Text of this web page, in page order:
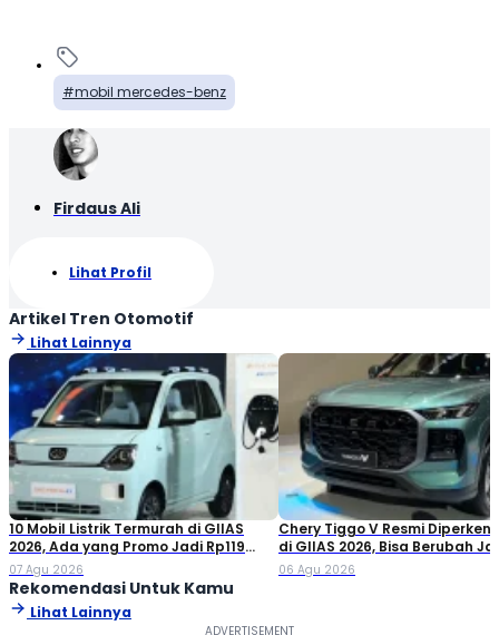
mobil mercedes-benz
Firdaus Ali
Lihat Profil
Artikel Tren Otomotif
Lihat Lainnya
10 Mobil Listrik Termurah di GIIAS
2026, Ada yang Promo Jadi Rp119
Jutaan!
07 Agu 2026
Chery Tiggo V Resmi
di GIIAS 2026, Bisa Berubah
Double Cabin
06 Agu 2026
Rekomendasi Untuk Kamu
Lihat Lainnya